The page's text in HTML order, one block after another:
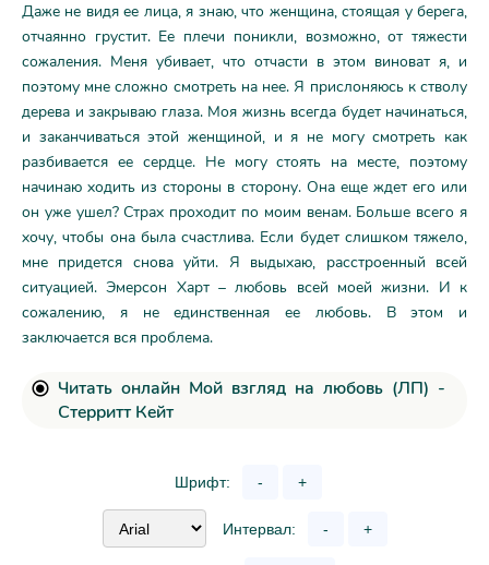
Даже не видя ее лица, я знаю, что женщина, стоящая у берега,
отчаянно грустит. Ее плечи поникли, возможно, от тяжести
сожаления. Меня убивает, что отчасти в этом виноват я, и
поэтому мне сложно смотреть на нее. Я прислоняюсь к стволу
дерева и закрываю глаза. Моя жизнь всегда будет начинаться,
и заканчиваться этой женщиной, и я не могу смотреть как
разбивается ее сердце. Не могу стоять на месте, поэтому
начинаю ходить из стороны в сторону. Она еще ждет его или
он уже ушел? Страх проходит по моим венам. Больше всего я
хочу, чтобы она была счастлива. Если будет слишком тяжело,
мне придется снова уйти. Я выдыхаю, расстроенный всей
ситуацией. Эмерсон Харт – любовь всей моей жизни. И к
сожалению, я не единственная ее любовь. В этом и
заключается вся проблема.
Читать онлайн Мой взгляд на любовь (ЛП) -
Стерритт Кейт
Шрифт: - +
Интервал: - +